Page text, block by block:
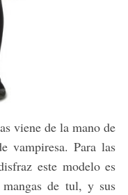
viene de la mano de
vampiresa. Para las
este modelo es
de tul, y sus